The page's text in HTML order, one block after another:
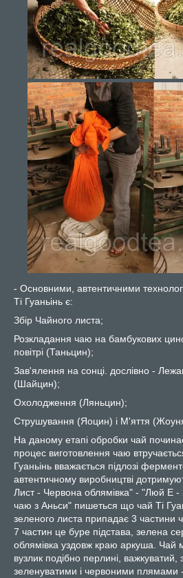
- Основними, автентичними
Ті Гуаньінь є:
Збір Чайного листа;
Розкладання чаю на бамбукових
повітрі (Таньцин);
Зав'ялення на сонці. дослівно -
(Шайцин);
Охолодження (Ляньцин);
Струшування (Яоцин) і М'яття
На даному етапі обробки чай
процес виготовлення чаю
Гуаньінь вважається підлозі
автентичному виробництві
Лист - Червона облямівка" - "Люй Е
чаю з Аньси" пишеться що чай Ті
зеленого листа припадає 3 частини
7 частин це буре підстава, зелена
облямівка уздовж краю аркуша. Чай
вузлик подібно перлині,
зеленуватими і червоними плямами